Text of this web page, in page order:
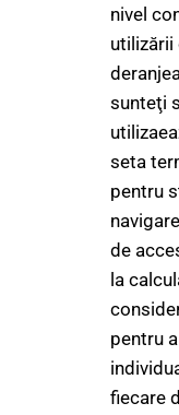
nivel
utilizării
sunteţi
seta
pentru
de
la
pentru
fiecare